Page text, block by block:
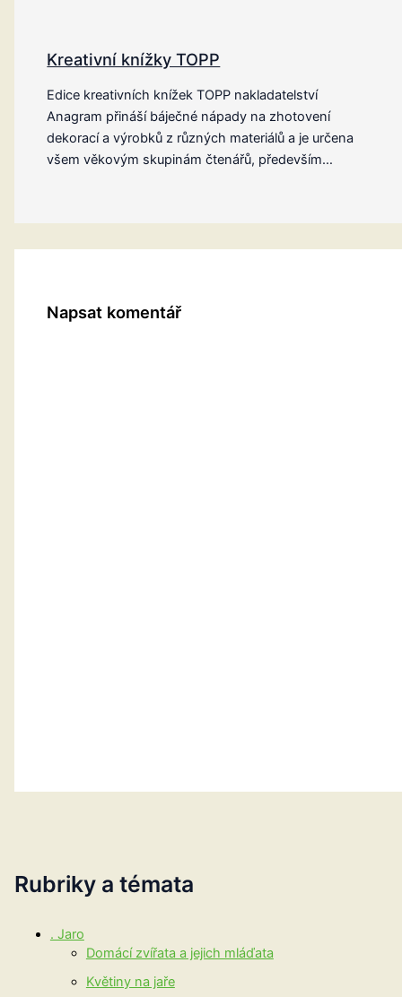
Rubriky a témata
. Jaro
Domácí zvířata a jejich mláďata
Květiny na jaře
Kreativní knížky TOPP
Edice kreativních knížek TOPP nakladatelství
Anagram přináší báječné nápady na zhotovení
dekorací a výrobků z různých materiálů a je určena
všem věkovým skupinám čtenářů, především…
Napsat komentář